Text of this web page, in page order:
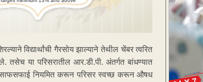
विद्यार्थांची गैरसोय झाल्याने तेथील चेंबर त्वरित
तसेच या परिसरातील आर.डी.पी. अंतर्गत बांधण्यात
व साफसफाई नियमित करून परिसर स्वच्छ करून औषध